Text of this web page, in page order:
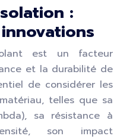
:
est un facteur
et la durabilité de
de considérer les
telles que sa
sa résistance à
son impact